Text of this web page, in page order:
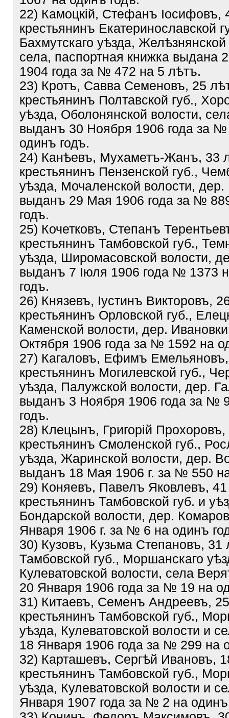
22) Камоцкій, Стефанъ Іосифовъ,
крестьянинъ Екатеринославской
Бахмутскаго уѣзда,
села, паспортная книжка выдана
1904 года за № 472 на 5 лѣтъ.
23) Кротъ, Савва Семеновъ, 25
крестьянинъ Полтавской губ.,
уѣзда, Оболонянской волости,
выданъ 30 Ноября 1906 года за
одинъ годъ.
24) Канѣевъ, Мухаметъ-Жанъ, 33
крестьянинъ Пензенской губ.,
уѣзда, Мочаленской волости, дер.
выданъ 29 Мая 1906 года за №
годъ.
25) Кочетковъ, Степанъ
крестьянинъ Тамбовской губ.,
уѣзда, Широмасовской волости,
выданъ 7 Іюля 1906 года № 1373
годъ.
26) Князевъ, Іустинъ Викторовъ,
крестьянинъ Орловской губ.,
Каменской волости, дер.
Октября 1906 года за № 1592 на
27) Кагаловъ, Ефимъ
крестьянинъ Могилевской губ.,
уѣзда, Палужской волости, дер.
выданъ 3 Ноября 1906 года за №
годъ.
28) Клецынъ, Григорій
крестьянинъ Смоленской губ.,
уѣзда, Жаринской волости, дер.
выданъ 18 Мая 1906 г. за № 550
29) Коняевъ, Павелъ Яковлевъ, 41
крестьянинъ Тамбовской губ. и
Бондарской волости, дер.
Января 1906 г. за № 6 на одинъ
30) Кузовъ, Кузьма Степановъ, 31
Тамбовской губ., Моршанскаго
Кулеватовской волости, села
20 Января 1906 года за № 19 на
31) Китаевъ, Семенъ Андреевъ,
крестьянинъ Тамбовской губ.,
уѣзда, Кулеватовской волости и
18 Января 1906 года за № 299 на
32) Карташевъ, Cepгѣй Ивановъ,
крестьянинъ Тамбовской губ.,
уѣзда, Кулеватовской волости и
Января 1907 года за № 2 на одинъ